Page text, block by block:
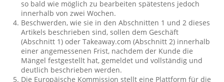
so bald wie möglich zu bearbeiten spätestens jedoch
innerhalb von zwei Wochen.
Beschwerden, wie sie in den Abschnitten 1 und 2 dieses
Artikels beschrieben sind, sollen dem Geschäft
(Abschnitt 1) oder Takeaway.com (Abschnitt 2) innerhalb
einer angemessenen Frist, nachdem der Kunde die
Mängel festgestellt hat, gemeldet und vollständig und
deutlich beschrieben werden.
Die Europäische Kommission stellt eine Plattform für die